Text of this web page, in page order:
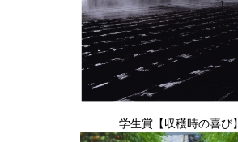
学生賞【収穫時の喜び】